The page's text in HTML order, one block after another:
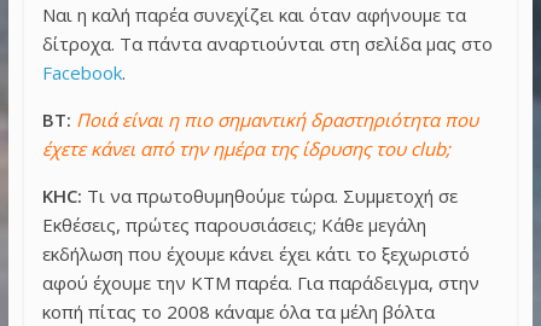
Ναι η καλή παρέα συνεχίζει και όταν αφήνουμε τα
δίτροχα. Τα πάντα αναρτιούνται στη σελίδα μας στο
Facebook.
BT: Ποιά είναι η πιο σημαντική δραστηριότητα που
έχετε κάνει από την ημέρα της ίδρυσης του club;
KHC: Τι να πρωτοθυμηθούμε τώρα. Συμμετοχή σε
Εκθέσεις, πρώτες παρουσιάσεις; Κάθε μεγάλη
εκδήλωση που έχουμε κάνει έχει κάτι το ξεχωριστό
αφού έχουμε την ΚΤΜ παρέα. Για παράδειγμα, στην
κοπή πίτας το 2008 κάναμε όλα τα μέλη βόλτα